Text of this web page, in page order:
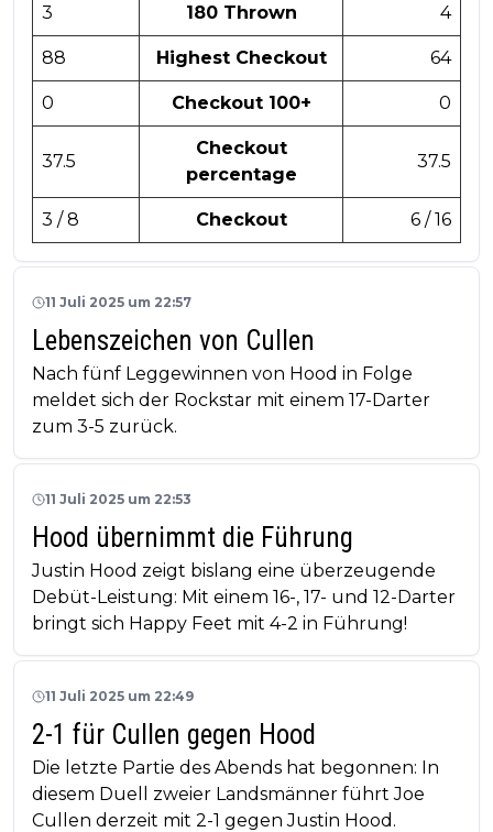
3 180 Thrown 4
88 Highest Checkout 64
0 Checkout 100+ 0
37.5
Checkout
percentage
37.5
3 / 8 Checkout 6 / 16
11 Juli 2025 um 22:57
Lebenszeichen von Cullen
Nach fünf Leggewinnen von Hood in Folge
meldet sich der Rockstar mit einem 17-Darter
zum 3-5 zurück.
11 Juli 2025 um 22:53
Hood übernimmt die Führung
Justin Hood zeigt bislang eine überzeugende
Debüt-Leistung: Mit einem 16-, 17- und 12-Darter
bringt sich Happy Feet mit 4-2 in Führung!
11 Juli 2025 um 22:49
2-1 für Cullen gegen Hood
Die letzte Partie des Abends hat begonnen: In
diesem Duell zweier Landsmänner führt Joe
Cullen derzeit mit 2-1 gegen Justin Hood.